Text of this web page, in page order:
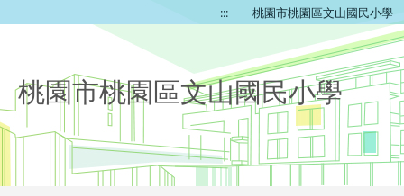
::: 桃園市桃園區文山國民小學
桃園市桃園區文山國民小學